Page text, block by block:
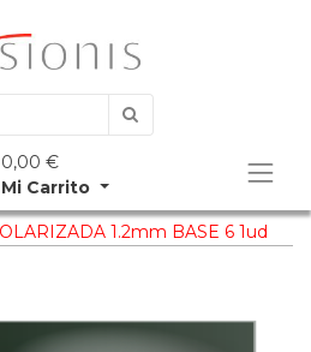
0,00 €
Mi Carrito
1.2mm BASE 6 1ud